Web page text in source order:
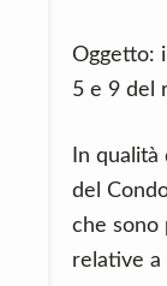
Oggetto:
5 e 9 del
In
del
che sono
relative a